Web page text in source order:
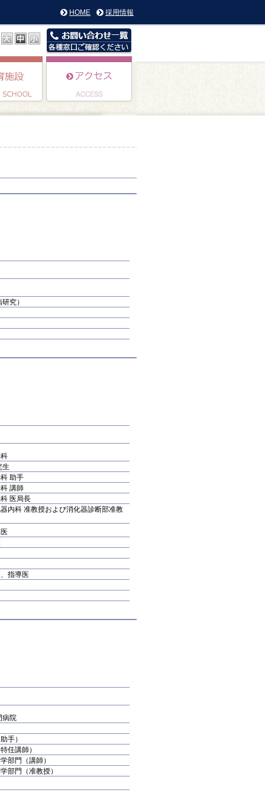
HOME 採用情報
究）
生
助手
講師
医局長
内科 准教授および消化器診断部准教
指導医
病院
手）
任講師）
部門（講師）
部門（准教授）